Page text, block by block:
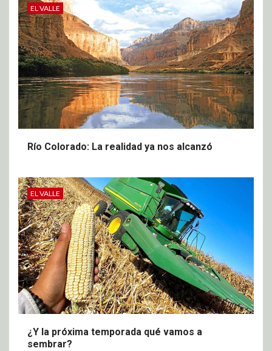
EL VALLE
Río Colorado: La realidad ya nos alcanzó
EL VALLE
¿Y la próxima temporada qué vamos a
sembrar?